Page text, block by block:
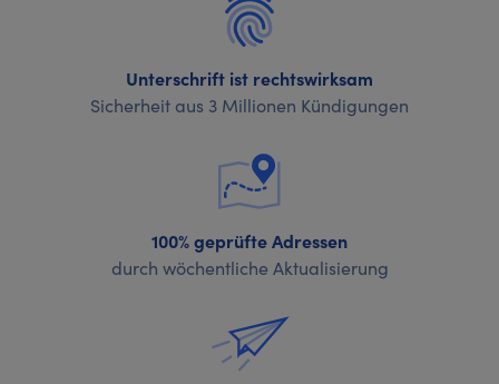
Unterschrift ist rechtswirksam
Sicherheit aus 3 Millionen Kündigungen
100% geprüfte Adressen
durch wöchentliche Aktualisierung